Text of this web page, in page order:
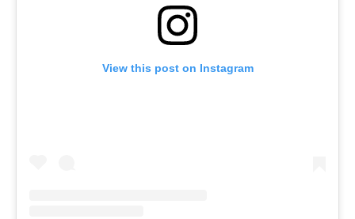
View this post on Instagram